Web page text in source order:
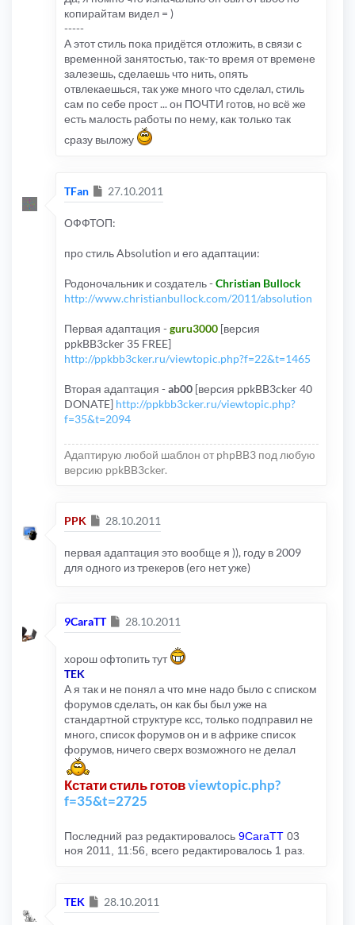
копирайтам видел = )
-----
А этот стиль пока придётся отложить, в связи с
временной занятостью, так-то время от времене
залезешь, сделаешь что нить, опять
отвлекаешься, так уже много что сделал, стиль
сам по себе прост ... он ПОЧТИ готов, но всё же
есть малость работы по нему, как только так
сразу выложу
TFan Сообщение
27.10.2011
ОФФТОП:
про стиль Absolution и его адаптации:
Родоночальник и создатель -Christian Bullock
http://www.christianbullock.com/2011/absolution
Первая адаптация -guru3000 [версия
ppkBB3cker 35 FREE]
http://ppkbb3cker.ru/viewtopic.php?f=22&t=1465
Вторая адаптация -ab00 [версия ppkBB3cker 40
DONATE] http://ppkbb3cker.ru/viewtopic.php?
f=35&t=2094
Адаптирую любой шаблон от phpBB3 под любую
версию ppkBB3cker.
PPK Сообщение
28.10.2011
первая адаптация это вообще я )), году в 2009
для одного из трекеров (его нет уже)
9CaraTT Сообщение
28.10.2011
хорош офтопить тут
TEK
А я так и не понял а что мне надо было с списком
форумов сделать, он как бы был уже на
стандартной структуре ксс, только подправил не
много, список форумов он и в африке список
форумов, ничего сверх возможного не делал
Кстати стиль готовviewtopic.php?
f=35&t=2725
Последний раз редактировалось 9CaraTT 03
ноя 2011, 11:56, всего редактировалось 1 раз.
TEK Сообщение
28.10.2011